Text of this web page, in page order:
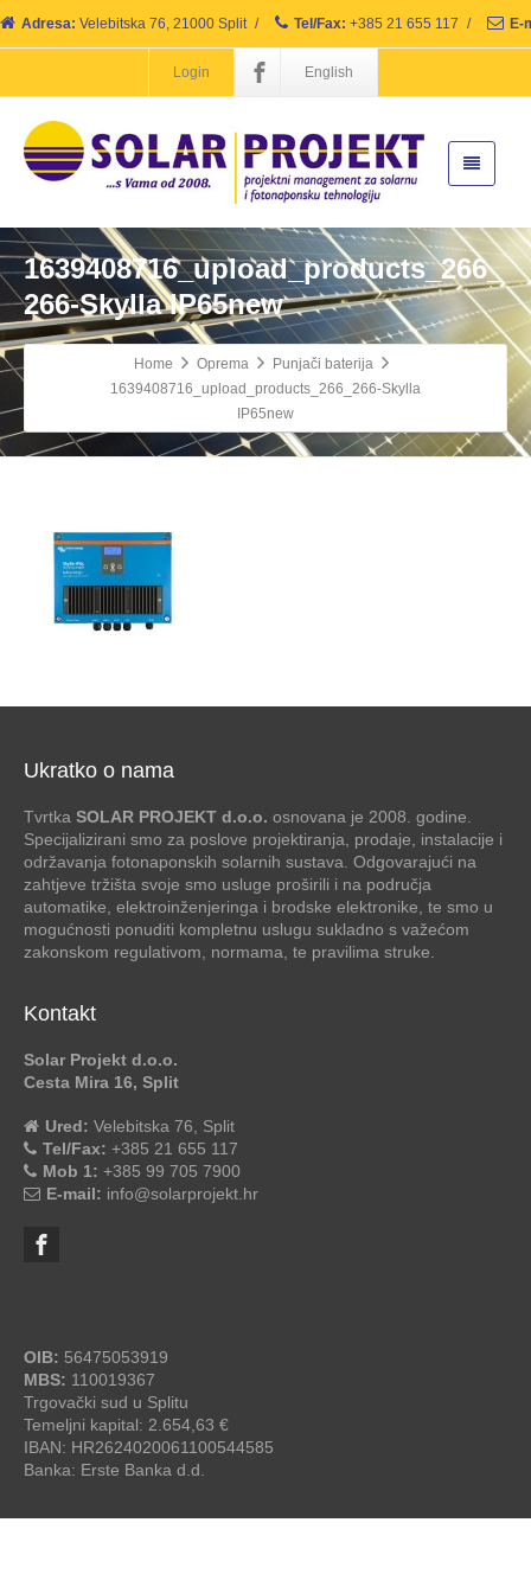
Adresa: Velebitska 76, 21000 Split / Tel/Fax: +385 21 655 117 / E-
Login English
1639408716_upload_products_266_
266-Skylla IP65new
Home Oprema
Punjači baterija
1639408716_upload_products_266_266-Skylla
IP65new
Ukratko o nama
Tvrtka SOLAR PROJEKT d.o.o. osnovana je 2008. godine.
Specijalizirani smo za poslove projektiranja, prodaje, instalacije i
održavanja fotonaponskih solarnih sustava. Odgovarajući na
zahtjeve tržišta svoje smo usluge proširili i na područja
automatike, elektroinženjeringa i brodske elektronike, te smo u
mogućnosti ponuditi kompletnu uslugu sukladno s važećom
zakonskom regulativom, normama, te pravilima struke.
Kontakt
Solar Projekt d.o.o.
Cesta Mira 16, Split
Ured: Velebitska 76, Split
Tel/Fax: +385 21 655 117
Mob 1: +385 99 705 7900
E-mail: info@solarprojekt.hr
OIB: 56475053919
MBS: 110019367
Trgovački sud u Splitu
Temeljni kapital: 2.654,63 €
IBAN: HR2624020061100544585
Banka: Erste Banka d.d.